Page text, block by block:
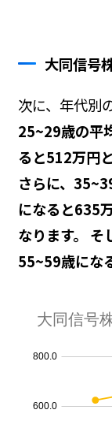
大同信号
次に、年代別
25~29歳の平
ると512万円
さらに、
になると635
なります。 そ
55~59歳にな